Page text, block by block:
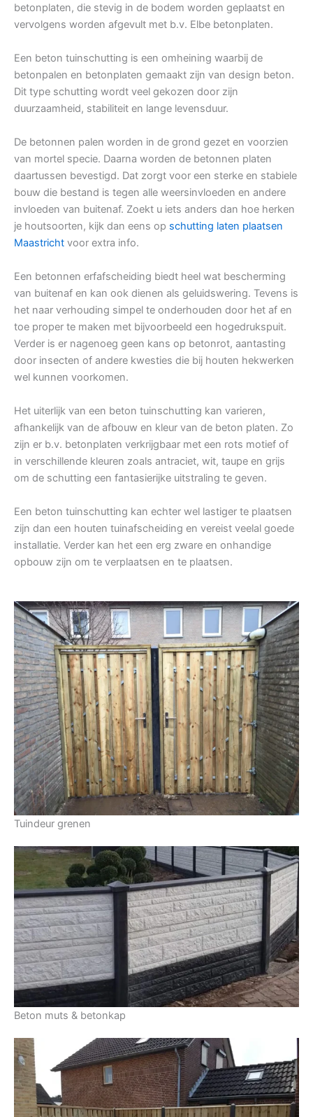
betonplaten, die stevig in de bodem worden geplaatst en
vervolgens worden afgevult met b.v. Elbe betonplaten.
Een beton tuinschutting is een omheining waarbij de
betonpalen en betonplaten gemaakt zijn van design beton.
Dit type schutting wordt veel gekozen door zijn
duurzaamheid, stabiliteit en lange levensduur.
De betonnen palen worden in de grond gezet en voorzien
van mortel specie. Daarna worden de betonnen platen
daartussen bevestigd. Dat zorgt voor een sterke en stabiele
bouw die bestand is tegen alle weersinvloeden en andere
invloeden van buitenaf. Zoekt u iets anders dan hoe herken
je houtsoorten, kijk dan eens op schutting laten plaatsen
Maastricht voor extra info.
Een betonnen erfafscheiding biedt heel wat bescherming
van buitenaf en kan ook dienen als geluidswering. Tevens is
het naar verhouding simpel te onderhouden door het af en
toe proper te maken met bijvoorbeeld een hogedrukspuit.
Verder is er nagenoeg geen kans op betonrot, aantasting
door insecten of andere kwesties die bij houten hekwerken
wel kunnen voorkomen.
Het uiterlijk van een beton tuinschutting kan varieren,
afhankelijk van de afbouw en kleur van de beton platen. Zo
zijn er b.v. betonplaten verkrijgbaar met een rots motief of
in verschillende kleuren zoals antraciet, wit, taupe en grijs
om de schutting een fantasierijke uitstraling te geven.
Een beton tuinschutting kan echter wel lastiger te plaatsen
zijn dan een houten tuinafscheiding en vereist veelal goede
installatie. Verder kan het een erg zware en onhandige
opbouw zijn om te verplaatsen en te plaatsen.
Tuindeur grenen
Beton muts & betonkap